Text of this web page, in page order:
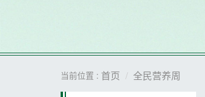
当前位置 : 首页 全民营养周